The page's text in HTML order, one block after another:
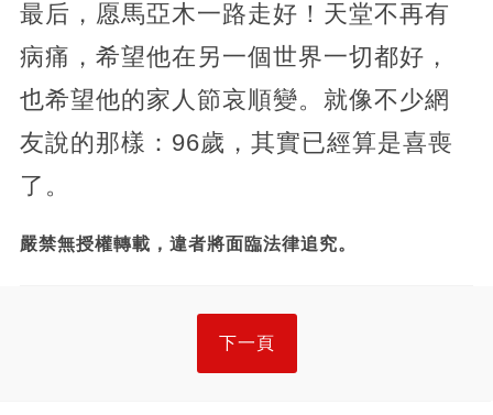
最后，愿馬亞木一路走好！天堂不再有
病痛，希望他在另一個世界一切都好，
也希望他的家人節哀順變。就像不少網
友說的那樣：96歲，其實已經算是喜喪
了。
嚴禁無授權轉載，違者將面臨法律追究。
下一頁